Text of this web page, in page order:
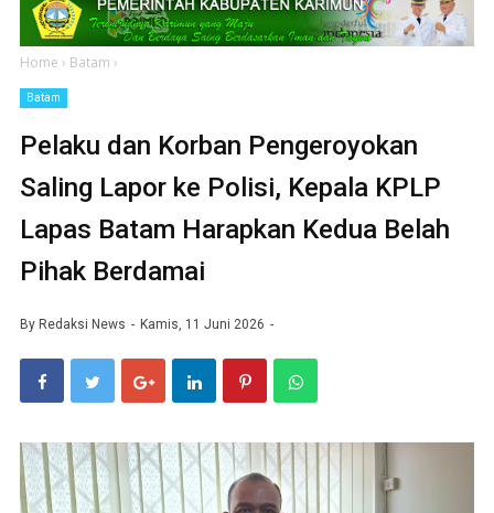
Home › Batam ›
Batam
Pelaku dan Korban Pengeroyokan
Saling Lapor ke Polisi, Kepala KPLP
Lapas Batam Harapkan Kedua Belah
Pihak Berdamai
By Redaksi News Kamis, 11 Juni 2026